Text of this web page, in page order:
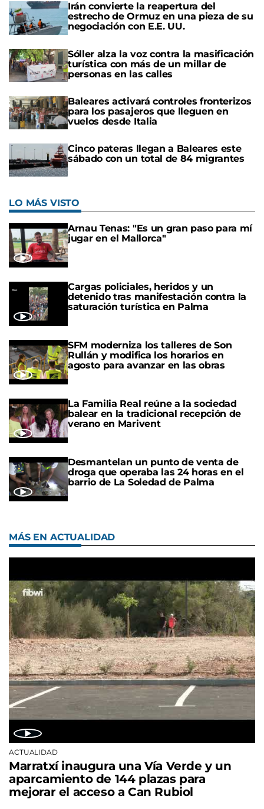
Irán convierte la reapertura del
estrecho de Ormuz en una pieza de su
negociación con E.E. UU.
Sóller alza la voz contra la masificación
turística con más de un millar de
personas en las calles
Baleares activará controles fronterizos
para los pasajeros que lleguen en
vuelos desde Italia
Cinco pateras llegan a Baleares este
sábado con un total de 84 migrantes
LO MÁS VISTO
Arnau Tenas: "Es un gran paso para mí
jugar en el Mallorca"
Cargas policiales, heridos y un
detenido tras manifestación contra la
saturación turística en Palma
SFM moderniza los talleres de Son
Rullán y modifica los horarios en
agosto para avanzar en las obras
La Familia Real reúne a la sociedad
balear en la tradicional recepción de
verano en Marivent
Desmantelan un punto de venta de
droga que operaba las 24 horas en el
barrio de La Soledad de Palma
MÁS EN ACTUALIDAD
ACTUALIDAD
Marratxí inaugura una Vía Verde y un
aparcamiento de 144 plazas para
mejorar el acceso a Can Rubiol